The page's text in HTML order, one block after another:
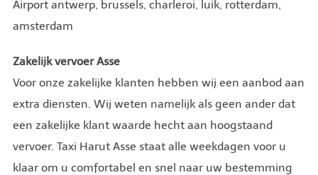
Airport antwerp, brussels, charleroi, luik, rotterdam,
amsterdam
Zakelijk vervoer Asse
Voor onze zakelijke klanten hebben wij een aanbod aan
extra diensten. Wij weten namelijk als geen ander dat
een zakelijke klant waarde hecht aan hoogstaand
vervoer. Taxi Harut Asse staat alle weekdagen voor u
klaar om u comfortabel en snel naar uw bestemming